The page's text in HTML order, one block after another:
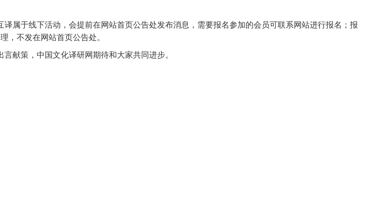
属于线下活动，会提前在网站首页公告处发布消息，需要报名参加的会员可联系网站进行报名；报
，不发在网站首页公告处。
献策，中国文化译研网期待和大家共同进步。